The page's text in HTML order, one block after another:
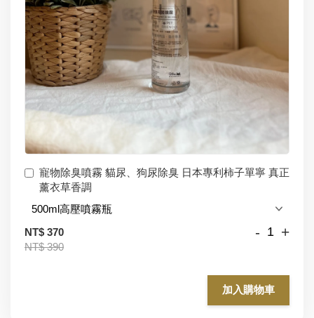
寵物除臭噴霧 貓尿、狗尿除臭 日本專利柿子單寧 真正
薰衣草香調
NT$ 370
NT$ 390
- +
加入購物車